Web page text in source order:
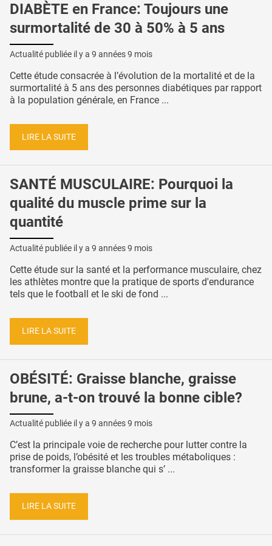
DIABÈTE en France: Toujours une
surmortalité de 30 à 50% à 5 ans
Actualité publiée il y a 9 années 9 mois
Cette étude consacrée à l’évolution de la mortalité et de la
surmortalité à 5 ans des personnes diabétiques par rapport
à la population générale, en France ...
LIRE LA SUITE
SANTÉ MUSCULAIRE: Pourquoi la
qualité du muscle prime sur la
quantité
Actualité publiée il y a 9 années 9 mois
Cette étude sur la santé et la performance musculaire, chez
les athlètes montre que la pratique de sports d'endurance
tels que le football et le ski de fond ...
LIRE LA SUITE
OBÉSITÉ: Graisse blanche, graisse
brune, a-t-on trouvé la bonne cible?
Actualité publiée il y a 9 années 9 mois
C’est la principale voie de recherche pour lutter contre la
prise de poids, l’obésité et les troubles métaboliques :
transformer la graisse blanche qui s’ ...
LIRE LA SUITE